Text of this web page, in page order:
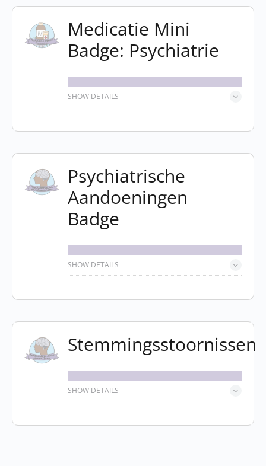
Medicatie Mini
Badge: Psychiatrie
SHOW DETAILS
Psychiatrische
Aandoeningen
Badge
SHOW DETAILS
Stemmingsstoornissen
SHOW DETAILS